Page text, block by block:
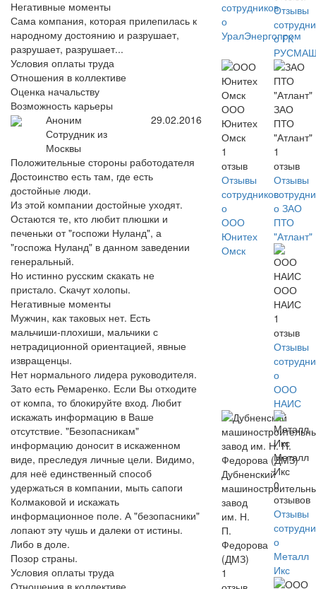
Негативные моменты
Сама компания, которая прилепилась к
народному достоянию и разрушает,
разрушает, разрушает...
Условия оплаты труда
Отношения в коллективе
Оценка начальству
Возможность карьеры
Аноним
Сотрудник из
Москвы
29.02.2016
Положительные стороны работодателя
Достоинство есть там, где есть
достойные люди.
Из этой компании достойные уходят.
Остаются те, кто любит плюшки и
печеньки от "госпожи Нуланд", а
"госпожа Нуланд" в данном заведении
генеральный.
Но истинно русским скакать не
пристало. Скачут холопы.
Негативные моменты
Мужчин, как таковых нет. Есть
мальчиши-плохиши, мальчики с
нетрадиционной ориентацией, явные
извращенцы.
Нет нормального лидера руководителя.
Зато есть Ремаренко. Если Вы отходите
от компа, то блокируйте вход. Любит
искажать информацию в Ваше
отсутствие. "Безопасникам"
информацию доносит в искаженном
виде, преследуя личные цели. Видимо,
для неё единственный способ
удержаться в компании, мыть сапоги
Колмаковой и искажать
информационное поле. А "безопасники"
лопают эту чушь и далеки от истины.
Либо в доле.
Позор страны.
Условия оплаты труда
Отношения в коллективе
сотрудников
о
УралЭнергопром
Отзывы
о ГК
ООО
Юнитех
Омск
1
отзыв
Отзывы
сотрудников
о
ООО
Юнитех
Омск
ЗАО
ПТО
"Атлант"
1
отзыв
Отзывы
о ЗАО
ПТО
"Атлант"
ООО
НАИС
1
отзыв
Отзывы
о
ООО
НАИС
Дубненский
завод
им. Н.
П.
Федорова
(ДМЗ)
1
Металл
Икс
0
отзывов
Отзывы
о
Металл
Икс